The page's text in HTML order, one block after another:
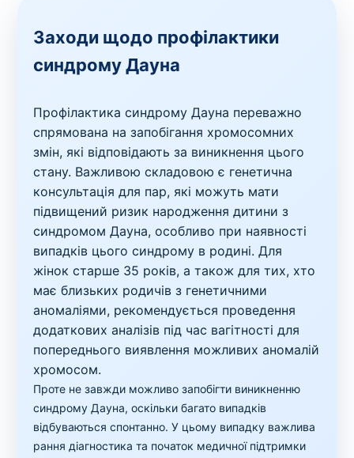
Заходи щодо профілактики
синдрому Дауна
Профілактика синдрому Дауна переважно
спрямована на запобігання хромосомних
змін, які відповідають за виникнення цього
стану. Важливою складовою є генетична
консультація для пар, які можуть мати
підвищений ризик народження дитини з
синдромом Дауна, особливо при наявності
випадків цього синдрому в родині. Для
жінок старше 35 років, а також для тих, хто
має близьких родичів з генетичними
аномаліями, рекомендується проведення
додаткових аналізів під час вагітності для
попереднього виявлення можливих аномалій
хромосом.
Проте не завжди можливо запобігти виникненню
синдрому Дауна, оскільки багато випадків
відбуваються спонтанно. У цьому випадку важлива
рання діагностика та початок медичної підтримки